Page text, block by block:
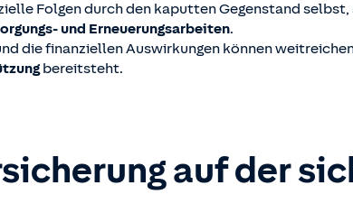
Folgen durch den kaputten Gegenstand
und Erneuerungsarbeiten.
die finanziellen Auswirkungen können
bereitsteht.
auf der